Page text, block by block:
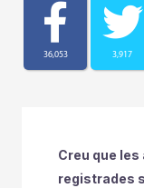
36,053 3,917
Creu que
registrades